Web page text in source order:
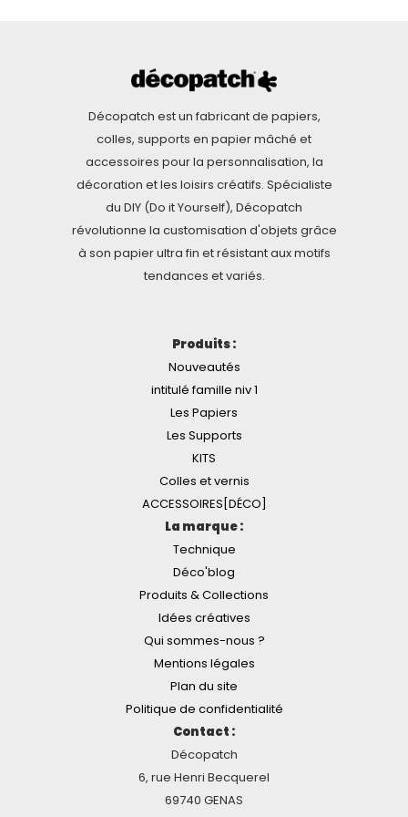
Décopatch est un fabricant de papiers,
colles, supports en papier mâché et
accessoires pour la personnalisation, la
décoration et les loisirs créatifs. Spécialiste
du DIY (Do it Yourself), Décopatch
révolutionne la customisation d'objets grâce
à son papier ultra fin et résistant aux motifs
tendances et variés.
Produits :
Nouveautés
intitulé famille niv 1
Les Papiers
Les Supports
KITS
Colles et vernis
ACCESSOIRES[DÉCO]
La marque :
Technique
Déco'blog
Produits & Collections
Idées créatives
Qui sommes-nous ?
Mentions légales
Plan du site
Politique de confidentialité
Contact :
Décopatch
6, rue Henri Becquerel
69740 GENAS